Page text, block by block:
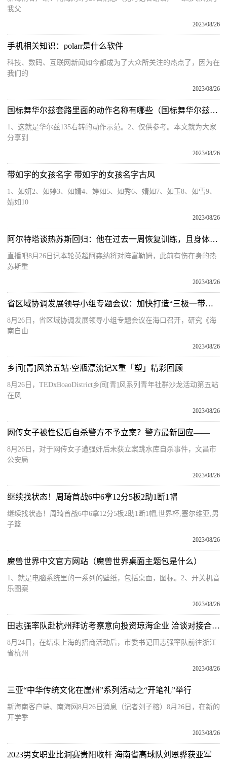
我父
2023/08/26
手机相关知识：polarr是什么软件
科技、数码、互联网新闻如今都成为了大众所关注的热点了，因为在
我们的
2023/08/26
国标舞华尔兹套路里面的动作名称有哪些（国标舞华尔兹全部套路）
1、这就是华尔兹135右转的动作示范。2、仅供参考。本文就为大家
分享到
2023/08/26
带如字的女孩名字 带如字的女孩名字古风
1、如妍2、如婷3、如婧4、婷如5、如秀6、婧如7、如玉8、如雪9、
婧如10
2023/08/26
阿尔特塔谈热苏斯回归：他在过去一周恢复训练，且身体感觉不错
直播吧8月26日讯本轮英超阿森纳将对阵富勒姆，此前有伤在身的热
苏斯重
2023/08/26
省区域协调发展领导小组专题会议：加快打造“三极一带一区”区域协调发展新格局
8月26日，省区域协调发展领导小组专题会议在海口召开，研究《海
南自由
2023/08/26
乡间[青]风第五站·空瓶漂流记X重「塑」精彩回顾
8月26日，TEDxBoaoDistrict乡间[青]风系列青年社群沙龙活动第五站
在风
2023/08/26
网传女子被性侵后自杀警方不予立案？警方最新回应——
8月26日，对于网传女子遭强奸后未获立案跳水库自杀事件，文昌市
公安局
2023/08/26
继续找状态！周琦首战6中6拿12分5板2助1断1帽
继续找状态！周琦首战6中6拿12分5板2助1断1帽,世界杯,塞尔维亚,男
子篮
2023/08/26
魔兽世界中文官方网站（魔兽世界桌面主题包是什么）
1、就是电脑系统里的一系列的壁纸，包括桌面，图标。2、开关机音
乐图案
2023/08/26
田志强率队赴杭州拜访考察意向投资琼海企业 洽谈对接合作项目 初步达成合作共识
8月24日，在结束上海的招商活动后，市委书记田志强率队前往浙江
省杭州
2023/08/26
三亚“中华传统文化在崖州”系列活动之“开笔礼”举行
新海南客户端、南海网8月26日消息（记者刘子榕）8月26日，在新的
开学季
2023/08/26
2023男女职业比洞赛贵阳收杆 海南省高球队刘恩骅获亚军